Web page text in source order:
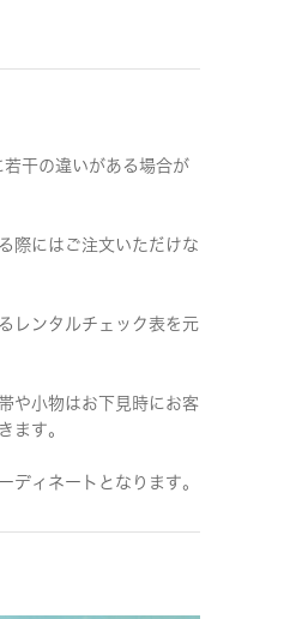
干の違いがある場合が
際にはご注文いただけな
レンタルチェック表を元
や小物はお下見時にお客
ます。
ディネートとなります。